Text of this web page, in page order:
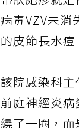
帶狀皰疹就
病毒VZV未消
的皮節長水
該院感染科
前庭神經炎